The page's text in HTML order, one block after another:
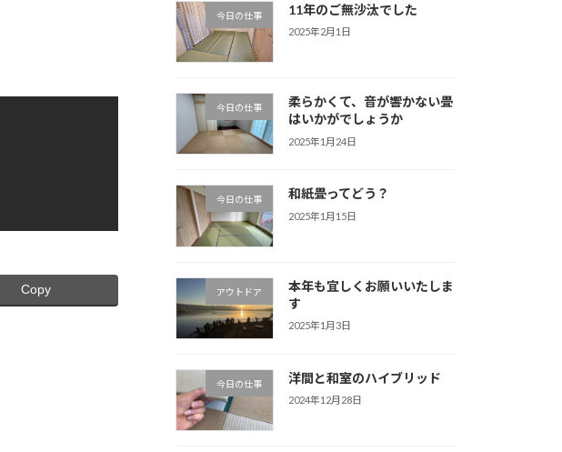
Copy
今日の仕事 11年のご無沙汰でした
2025年2月1日
今日の仕事
柔らかくて、音が響かない畳
はいかがでしょうか
2025年1月24日
今日の仕事 和紙畳ってどう？
2025年1月15日
アウトドア
本年も宜しくお願いいたしま
す
2025年1月3日
今日の仕事 洋間と和室のハイブリッド
2024年12月28日